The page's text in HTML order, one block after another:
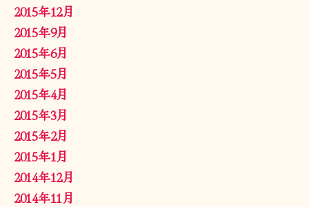
2015年12月
2015年9月
2015年6月
2015年5月
2015年4月
2015年3月
2015年2月
2015年1月
2014年12月
2014年11月